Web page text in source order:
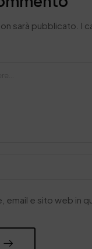
sarà pubblicato. I
email e sito web in